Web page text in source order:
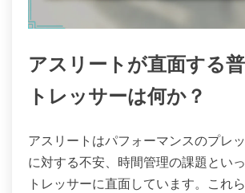
アスリートが直面する
トレッサーは何か？
アスリートはパフォーマンスのプレ
に対する不安、時間管理の課題とい
トレッサーに直面しています。これ